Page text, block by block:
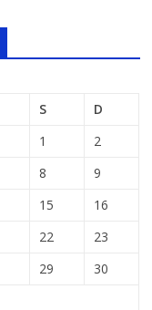
S
D
1
2
8
9
15
16
22
23
29
30